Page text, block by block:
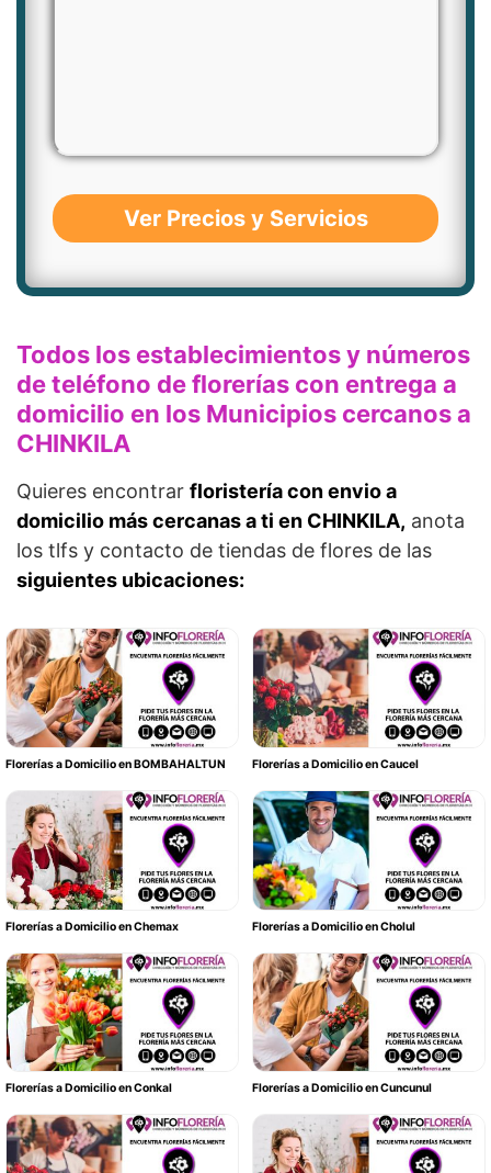
Ver Precios y Servicios
Todos los establecimientos y números
de teléfono de florerías con entrega a
domicilio en los Municipios cercanos a
CHINKILA
Quieres encontrar floristería con envio a
domicilio más cercanas a ti en CHINKILA, anota
los tlfs y contacto de tiendas de flores de las
siguientes ubicaciones:
Florerías a Domicilio en BOMBAHALTUN Florerías a Domicilio en Caucel
Florerías a Domicilio en Chemax Florerías a Domicilio en Cholul
Florerías a Domicilio en Conkal Florerías a Domicilio en Cuncunul